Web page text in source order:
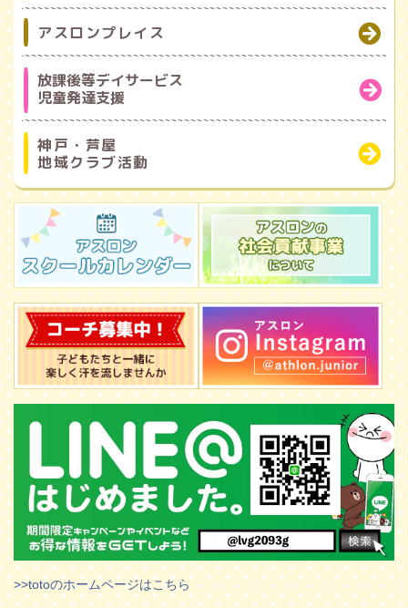
アスロンプレイス
放課後等デイサービス
児童発達支援
神戸・芦屋
地域クラブ活動
>>totoのホームページはこちら